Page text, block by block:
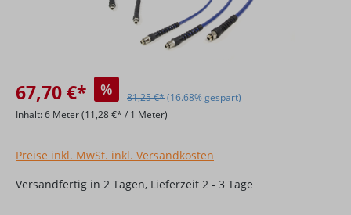
67,70 €* % 81,25 €*(16.68% gespart)
Inhalt:6 Meter(11,28 €* / 1 Meter)
Preise inkl. MwSt. inkl. Versandkosten
Versandfertig in 2 Tagen, Lieferzeit 2 - 3 Tage